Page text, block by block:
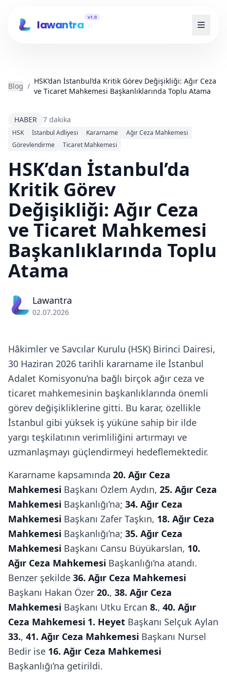
lawantra
v1.0
Blog /
HSK’dan İstanbul’da Kritik Görev Değişikliği: Ağır Ceza
ve Ticaret Mahkemesi Başkanlıklarında Toplu Atama
HABER 7 dakika
HSK İstanbul Adliyesi Kararname
Ağır Ceza Mahkemesi
Görevlendirme
Ticaret Mahkemesi
HSK’dan İstanbul’da
Kritik Görev
Değişikliği: Ağır Ceza
ve Ticaret Mahkemesi
Başkanlıklarında Toplu
Atama
Lawantra
02.07.2026
Hâkimler ve Savcılar Kurulu (HSK) Birinci Dairesi,
30 Haziran 2026 tarihli kararname ile İstanbul
Adalet Komisyonu’na bağlı birçok ağır ceza ve
ticaret mahkemesinin başkanlıklarında önemli
görev değişikliklerine gitti. Bu karar, özellikle
İstanbul gibi yüksek iş yüküne sahip bir ilde
yargı teşkilatının verimliliğini artırmayı ve
uzmanlaşmayı güçlendirmeyi hedeflemektedir.
Kararname kapsamında 20. Ağır Ceza
Mahkemesi Başkanı Özlem Aydın, 25. Ağır Ceza
Mahkemesi Başkanlığı’na; 34. Ağır Ceza
Mahkemesi Başkanı Zafer Taşkın, 18. Ağır Ceza
Mahkemesi Başkanlığı’na; 35. Ağır Ceza
Mahkemesi Başkanı Cansu Büyükarslan, 10.
Ağır Ceza Mahkemesi Başkanlığı’na atandı.
Benzer şekilde 36. Ağır Ceza Mahkemesi
Başkanı Hakan Özer 20., 38. Ağır Ceza
Mahkemesi Başkanı Utku Ercan 8., 40. Ağır
Ceza Mahkemesi 1. Heyet Başkanı Selçuk Aylan
33., 41. Ağır Ceza Mahkemesi Başkanı Nursel
Bedir ise 16. Ağır Ceza Mahkemesi
Başkanlığı’na getirildi.